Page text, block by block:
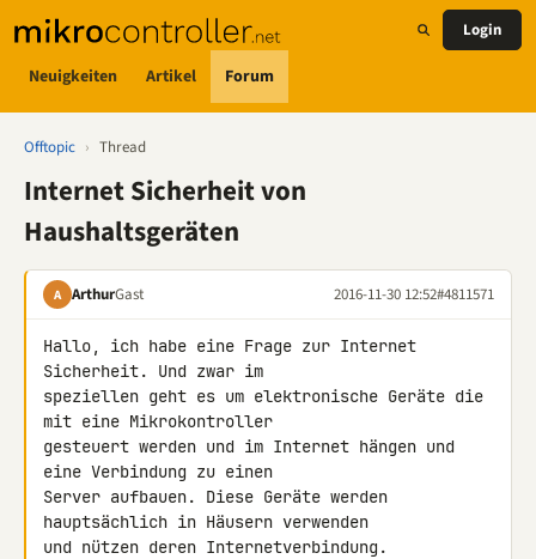
Neuigkeiten Artikel Forum
Login
Offtopic › Thread
Internet Sicherheit von
Haushaltsgeräten
A ArthurGast 2016-11-30 12:52#4811571
Hallo, ich habe eine Frage zur Internet
Sicherheit. Und zwar im
speziellen geht es um elektronische Geräte die
mit eine Mikrokontroller
gesteuert werden und im Internet hängen und
eine Verbindung zu einen
Server aufbauen. Diese Geräte werden
hauptsächlich in Häusern verwenden
und nützen deren Internetverbindung.